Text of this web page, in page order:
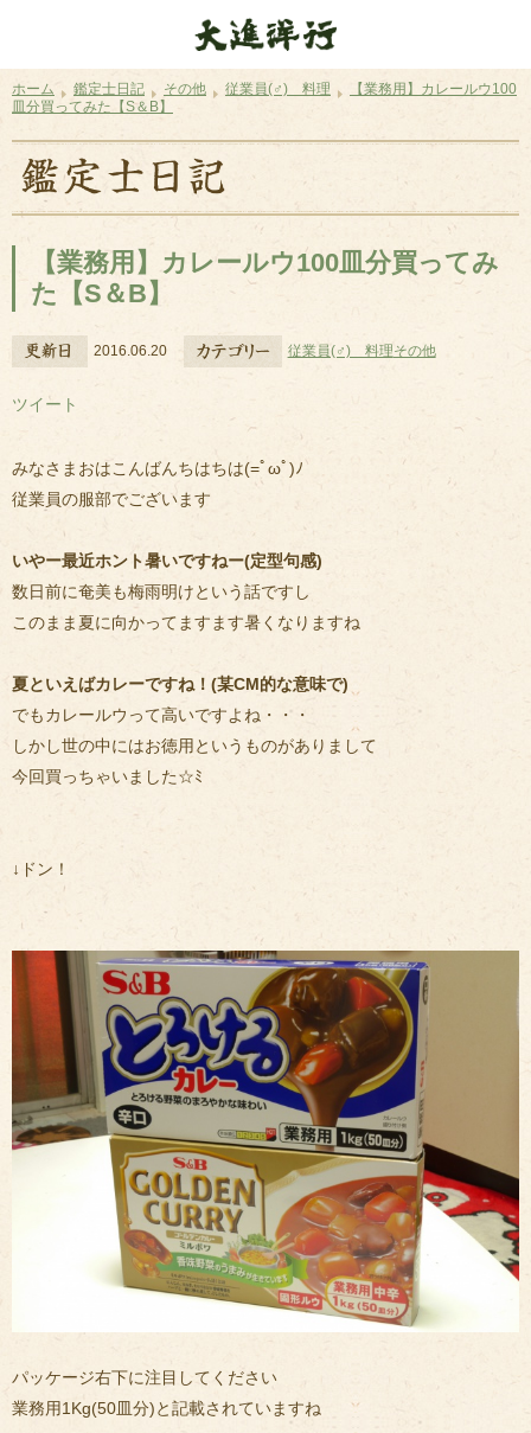
ホーム 鑑定士日記 その他 従業員(♂) 料理
【業務用】カレールウ100
皿分買ってみた【S＆B】
【業務用】カレールウ100皿分買ってみ
た【S＆B】
2016.06.20 従業員(♂) 料理その他
ツイート
みなさまおはこんばんちはちは(=ﾟωﾟ)ﾉ
従業員の服部でございます
いやー最近ホント暑いですねー(定型句感)
数日前に奄美も梅雨明けという話ですし
このまま夏に向かってますます暑くなりますね
夏といえばカレーですね！(某CM的な意味で)
でもカレールウって高いですよね・・・
しかし世の中にはお徳用というものがありまして
今回買っちゃいました☆ﾐ
↓ドン！
パッケージ右下に注目してください
業務用1Kg(50皿分)と記載されていますね